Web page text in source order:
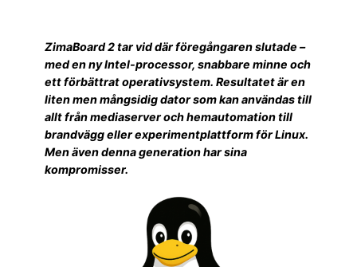
ZimaBoard 2 tar vid där föregångaren slutade –
med en ny Intel-processor, snabbare minne och
ett förbättrat operativsystem. Resultatet är en
liten men mångsidig dator som kan användas till
allt från mediaserver och hemautomation till
brandvägg eller experimentplattform för Linux.
Men även denna generation har sina
kompromisser.